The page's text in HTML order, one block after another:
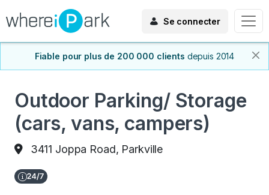
Se connecter
Fiable pour plus de 200 000 clients depuis 2014
Outdoor Parking/ Storage
(cars, vans, campers)
3411 Joppa Road, Parkville